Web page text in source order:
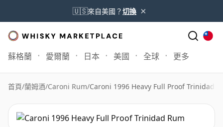
🇺🇸來自美國？切換 ×
蘇格蘭 愛爾蘭 日本 美國 全球 更多
首頁/蘭姆酒/Caroni Rum/Caroni 1996 Heavy Full Proof Trinidad